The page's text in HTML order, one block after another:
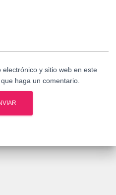
y sitio web en este
haga un comentario.